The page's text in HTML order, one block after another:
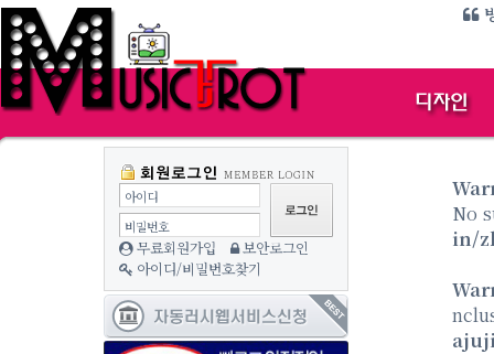
아이디
비밀번호
무료회원가입
보안로그인
아이디/비밀번호찾기
No
in/